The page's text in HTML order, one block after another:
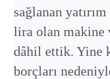
sağlanan
lira olan makine
dâhil ettik. Yine
borçları